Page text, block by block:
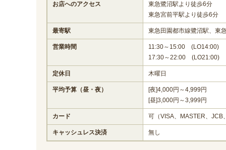
お店へのアクセス
東急鷺沼駅より徒歩6分
東急宮前平駅より徒歩6分
最寄駅 東急田園都市線鷺沼駅、東
営業時間
11:30～15:00 (LO14:00)
17:30～22:00 (LO21:00)
定休日 木曜日
平均予算（昼・夜）
[夜]4,000円～4,999円
[昼]3,000円～3,999円
カード 可（VISA、MASTER、JCB
キャッシュレス決済 無し